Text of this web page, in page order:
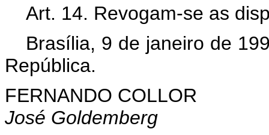
Art. 14. Revogam-se as
Brasília, 9 de janeiro de
República.
FERNANDO COLLOR
José Goldemberg